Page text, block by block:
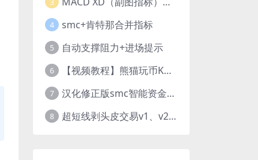
4 smc+肯特那合并指标
5 自动支撑阻力+进场提示
6 【视频教程】熊猫玩币K线后的秘密（全集）
7 汉化修正版smc智能资金订单指标
8 超短线剥头皮交易v1、v2版本